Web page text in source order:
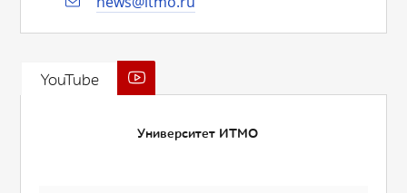
YouTube
Университет ИТМО